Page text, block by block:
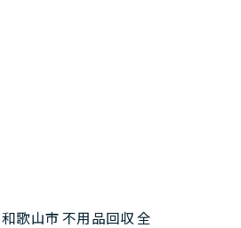
歌山市 不用品回収 全